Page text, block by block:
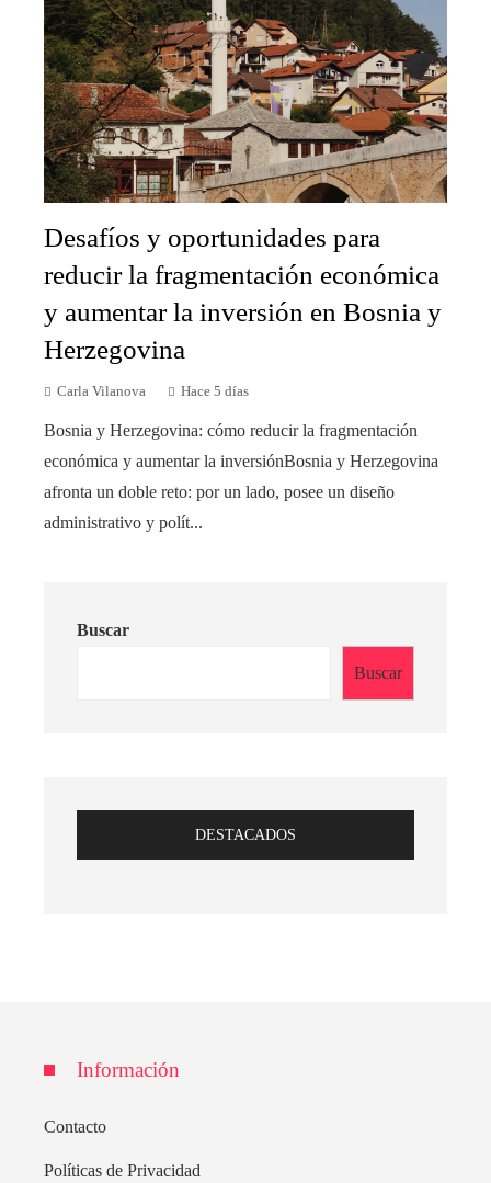
Desafíos y oportunidades para
reducir la fragmentación económica
y aumentar la inversión en Bosnia y
Herzegovina
Carla Vilanova Hace 5 días
Bosnia y Herzegovina: cómo reducir la fragmentación
económica y aumentar la inversiónBosnia y Herzegovina
afronta un doble reto: por un lado, posee un diseño
administrativo y polít...
Buscar
Buscar
DESTACADOS
Información
Contacto
Políticas de Privacidad